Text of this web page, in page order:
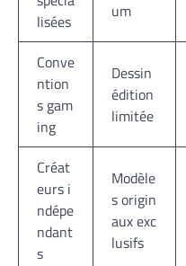
lisées
um
Conve
ntion
s gam
ing
Dessin
édition
limitée
Créat
eurs i
ndépe
ndant
s
Modèle
s origin
aux exc
lusifs